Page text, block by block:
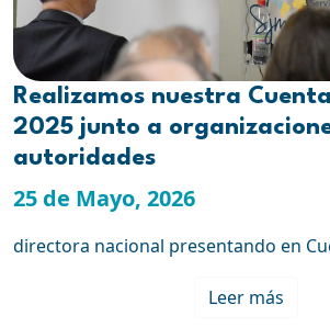
Realizamos nuestra
2025 junto a
autoridades
25 de Mayo, 2026
directora nacional presentando en
Leer más